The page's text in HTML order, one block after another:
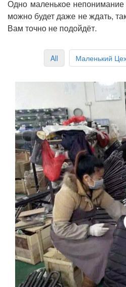
Одно маленькое непонимание
можно будет даже не ждать,
Вам точно не подойдёт.
All Маленький